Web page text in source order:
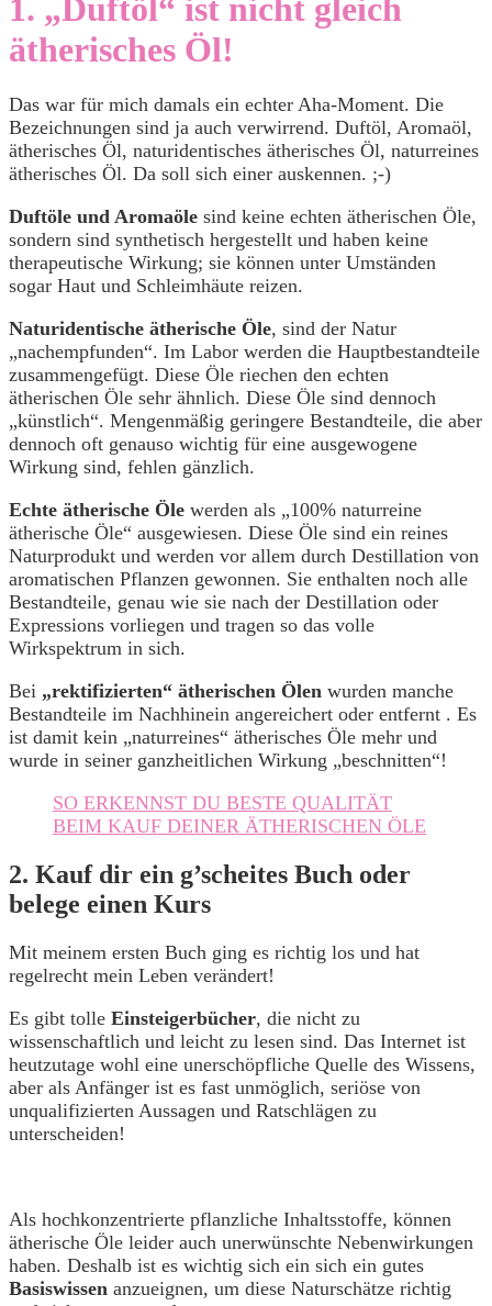
1. „Duftöl“ ist nicht gleich
ätherisches Öl!
Das war für mich damals ein echter Aha-Moment. Die
Bezeichnungen sind ja auch verwirrend. Duftöl, Aromaöl,
ätherisches Öl, naturidentisches ätherisches Öl, naturreines
ätherisches Öl. Da soll sich einer auskennen. ;-)
Duftöle und Aromaöle sind keine echten ätherischen Öle,
sondern sind synthetisch hergestellt und haben keine
therapeutische Wirkung; sie können unter Umständen
sogar Haut und Schleimhäute reizen.
Naturidentische ätherische Öle, sind der Natur
„nachempfunden“. Im Labor werden die Hauptbestandteile
zusammengefügt. Diese Öle riechen den echten
ätherischen Öle sehr ähnlich. Diese Öle sind dennoch
„künstlich“. Mengenmäßig geringere Bestandteile, die aber
dennoch oft genauso wichtig für eine ausgewogene
Wirkung sind, fehlen gänzlich.
Echte ätherische Öle werden als „100% naturreine
ätherische Öle“ ausgewiesen. Diese Öle sind ein reines
Naturprodukt und werden vor allem durch Destillation von
aromatischen Pflanzen gewonnen. Sie enthalten noch alle
Bestandteile, genau wie sie nach der Destillation oder
Expressions vorliegen und tragen so das volle
Wirkspektrum in sich.
Bei „rektifizierten“ ätherischen Ölen wurden manche
Bestandteile im Nachhinein angereichert oder entfernt . Es
ist damit kein „naturreines“ ätherisches Öle mehr und
wurde in seiner ganzheitlichen Wirkung „beschnitten“!
SO ERKENNST DU BESTE QUALITÄT
BEIM KAUF DEINER ÄTHERISCHEN ÖLE
2. Kauf dir ein g’scheites Buch oder
belege einen Kurs
Mit meinem ersten Buch ging es richtig los und hat
regelrecht mein Leben verändert!
Es gibt tolle Einsteigerbücher, die nicht zu
wissenschaftlich und leicht zu lesen sind. Das Internet ist
heutzutage wohl eine unerschöpfliche Quelle des Wissens,
aber als Anfänger ist es fast unmöglich, seriöse von
unqualifizierten Aussagen und Ratschlägen zu
unterscheiden!
Als hochkonzentrierte pflanzliche Inhaltsstoffe, können
ätherische Öle leider auch unerwünschte Nebenwirkungen
haben. Deshalb ist es wichtig sich ein sich ein gutes
Basiswissen anzueignen, um diese Naturschätze richtig